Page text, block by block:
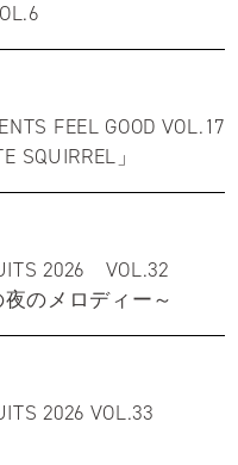
FEEL GOOD VOL.17
SQUIRREL」
2026 VOL.32
のメロディー～
2026 VOL.33